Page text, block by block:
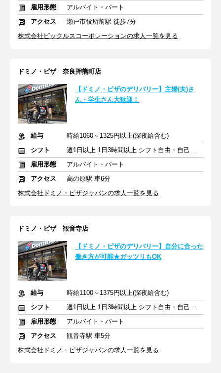
雇用形態
アルバイト・パート
アクセス
瀬戸市役所前駅 徒歩7分
株式会社ピックルスコーポレーションの求人一覧を見る
ドミノ・ピザ 奈良押熊町店
【ドミノ・ピザのデリバリー】主婦(夫)さ
ん・学生さん大歓迎！
給与
時給1060～1325円以上(深夜給含む)
シフト
週1日以上 1日3時間以上 シフト自由・自己申告
雇用形態
アルバイト・パート
アクセス
高の原駅 車6分
株式会社ドミノ・ピザジャパンの求人一覧を見る
ドミノ・ピザ 観音寺店
【ドミノ・ピザのデリバリー】自分に合った
働き方が可能★ガッツリもOK
給与
時給1100～1375円以上(深夜給含む)
シフト
週1日以上 1日3時間以上 シフト自由・自己申告
雇用形態
アルバイト・パート
アクセス
観音寺駅 車5分
株式会社ドミノ・ピザジャパンの求人一覧を見る